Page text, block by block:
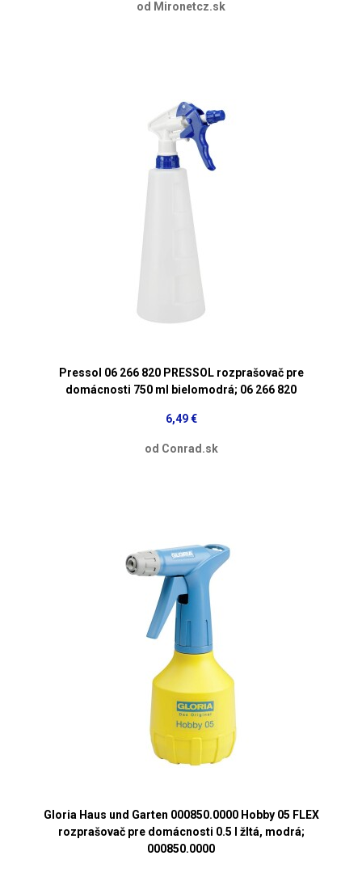
od Mironetcz.sk
Pressol 06 266 820 PRESSOL rozprašovač pre
domácnosti 750 ml bielomodrá; 06 266 820
6,49 €
od Conrad.sk
Gloria Haus und Garten 000850.0000 Hobby 05 FLEX
rozprašovač pre domácnosti 0.5 l žltá, modrá;
000850.0000